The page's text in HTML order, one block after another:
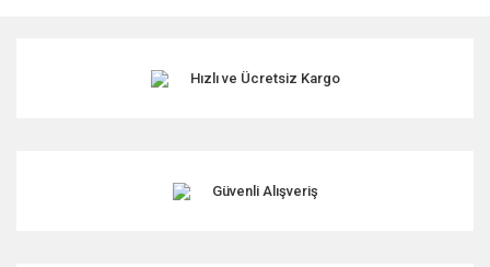
Ürün resmi kalitesiz, bozuk veya görüntülenemiyor.
Ürün fiyatı diğer sitelerden daha pahalı.
Hızlı ve Ücretsiz Kargo
Güvenli Alışveriş